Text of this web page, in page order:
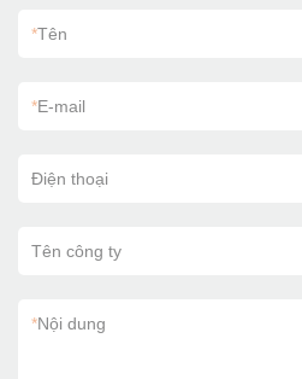
*Tên
*E-mail
Điện thoại
Tên công ty
*Nội dung